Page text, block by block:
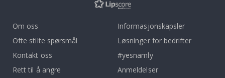
Om oss
Ofte stilte spørsmål
Kontakt oss
Rett til å angre
Informasjonskapsler
Løsninger for bedrifter
#yesnamly
Anmeldelser